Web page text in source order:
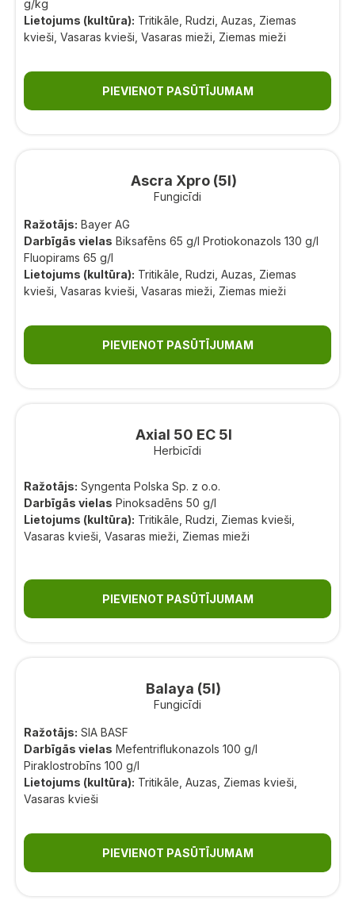
g/kg
Lietojums (kultūra): Tritikāle, Rudzi, Auzas, Ziemas
kvieši, Vasaras kvieši, Vasaras mieži, Ziemas mieži
PIEVIENOT PASŪTĪJUMAM
Ascra Xpro (5l)
Fungicīdi
Ražotājs: Bayer AG
Darbīgās vielas Biksafēns 65 g/l Protiokonazols 130 g/l
Fluopirams 65 g/l
Lietojums (kultūra): Tritikāle, Rudzi, Auzas, Ziemas
kvieši, Vasaras kvieši, Vasaras mieži, Ziemas mieži
PIEVIENOT PASŪTĪJUMAM
Axial 50 EC 5l
Herbicīdi
Ražotājs: Syngenta Polska Sp. z o.o.
Darbīgās vielas Pinoksadēns 50 g/l
Lietojums (kultūra): Tritikāle, Rudzi, Ziemas kvieši,
Vasaras kvieši, Vasaras mieži, Ziemas mieži
PIEVIENOT PASŪTĪJUMAM
Balaya (5l)
Fungicīdi
Ražotājs: SIA BASF
Darbīgās vielas Mefentriflukonazols 100 g/l
Piraklostrobīns 100 g/l
Lietojums (kultūra): Tritikāle, Auzas, Ziemas kvieši,
Vasaras kvieši
PIEVIENOT PASŪTĪJUMAM